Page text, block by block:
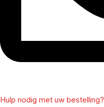
Hulp nodig met uw bestelling?